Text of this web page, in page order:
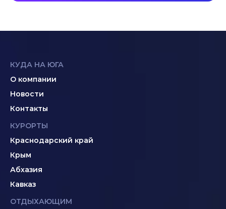
КУДА НА ЮГА
О компании
Новости
Контакты
КУРОРТЫ
Краснодарский край
Крым
Абхазия
Кавказ
ОТДЫХАЮЩИМ